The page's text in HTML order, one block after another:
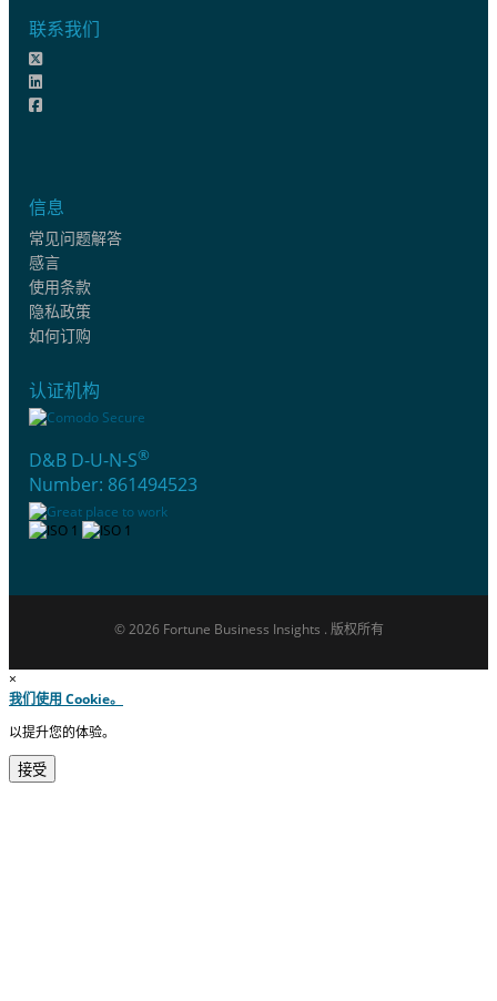
联系我们
信息
常见问题解答
感言
使用条款
隐私政策
如何订购
认证机构
D&B D-U-N-S®
Number: 861494523
© 2026 Fortune Business Insights . 版权所有
×
我们使用 Cookie。
以提升您的体验。
接受